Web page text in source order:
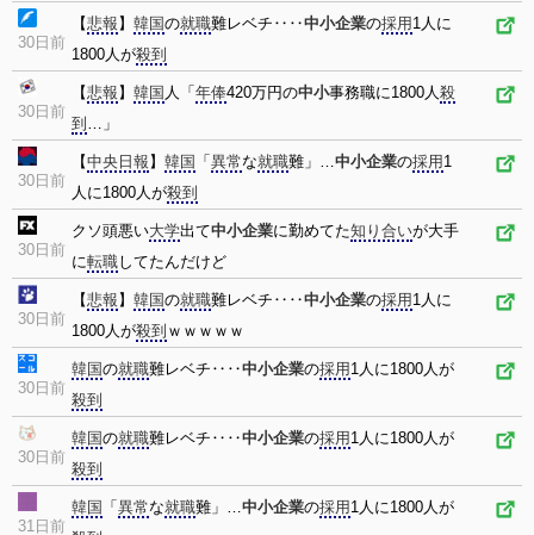
30日前
【悲報 】 韓国の就職難レベチ‥‥中小企業の採用 1人に
1800人が殺到
30日前
【悲報 】 韓国 人「 年俸420万円の中小事務職に1800人殺
到 …」
30日前
【中央日報 】 韓国 「 異常な就職難」…中小企業の採用 1
人に1800人が殺到
30日前
クソ頭悪い大学出て中小企業に勤めてた知り合いが大手
に転職してたんだけど
30日前
【悲報 】 韓国の就職難レベチ‥‥中小企業の採用 1人に
1800人が殺到 ｗｗｗｗｗ
30日前
韓国の就職難レベチ‥‥中小企業の採用 1人に1800人が
殺到
30日前
韓国の就職難レベチ‥‥中小企業の採用 1人に1800人が
殺到
31日前
韓国 「 異常な就職難」…中小企業の採用 1人に1800人が